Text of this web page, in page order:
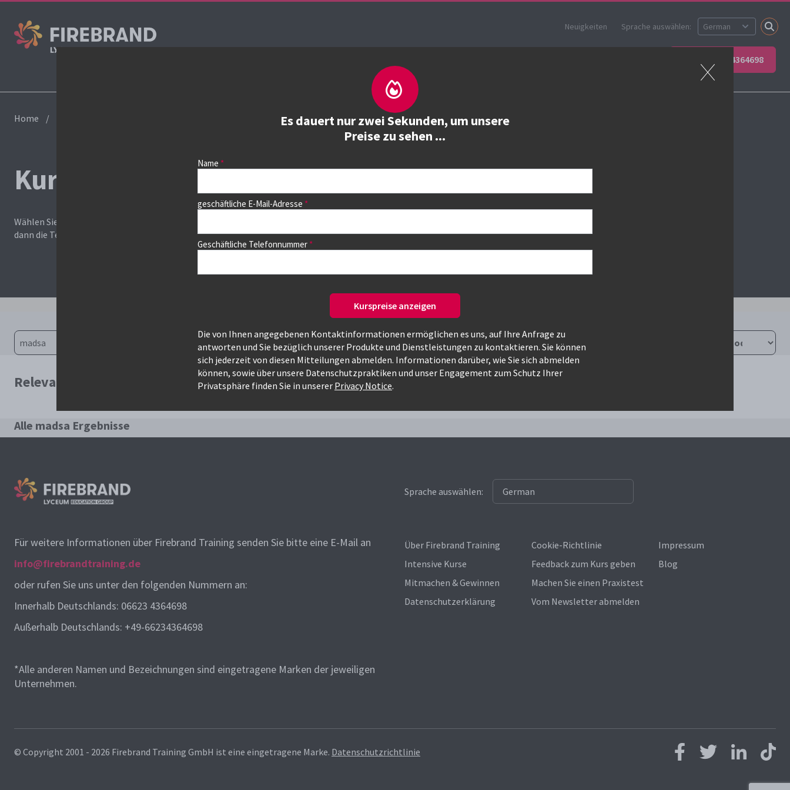
+49 6623 4364698
Neuigkeiten Sprache auswählen:
Es dauert nur zwei Sekunden, um unsere
Preise zu sehen ...
Name
geschäftliche E-Mail-Adresse
Geschäftliche Telefonnummer
Kurspreise anzeigen
Die von Ihnen angegebenen Kontaktinformationen ermöglichen es uns, auf Ihre Anfrage zu
antworten und Sie bezüglich unserer Produkte und Dienstleistungen zu kontaktieren. Sie können
sich jederzeit von diesen Mitteilungen abmelden. Informationen darüber, wie Sie sich abmelden
können, sowie über unsere Datenschutzpraktiken und unser Engagement zum Schutz Ihrer
Privatsphäre finden Sie in unserer Privacy Notice.
Home
Kurs buchen
Wählen Sie zunächst einen Kurs aus der Liste unten aus. Auf dem nächsten Seite können Sie
dann die Termine auswählen.
Nur verfügbare Kurse
Relevanteste Kurse für die Suche: madsa
Alle madsa Ergebnisse
Sprache auswählen:
Für weitere Informationen über Firebrand Training senden Sie bitte eine E-Mail an
info@firebrandtraining.de
oder rufen Sie uns unter den folgenden Nummern an:
Innerhalb Deutschlands: 06623 4364698
Außerhalb Deutschlands: +49-66234364698
*Alle anderen Namen und Bezeichnungen sind eingetragene Marken der jeweiligen
Unternehmen.
Über Firebrand Training
Intensive Kurse
Mitmachen & Gewinnen
Datenschutzerklärung
Cookie-Richtlinie
Feedback zum Kurs geben
Machen Sie einen Praxistest
Vom Newsletter abmelden
Impressum
Blog
© Copyright 2001 - 2026 Firebrand Training GmbH ist eine eingetragene Marke. Datenschutzrichtlinie